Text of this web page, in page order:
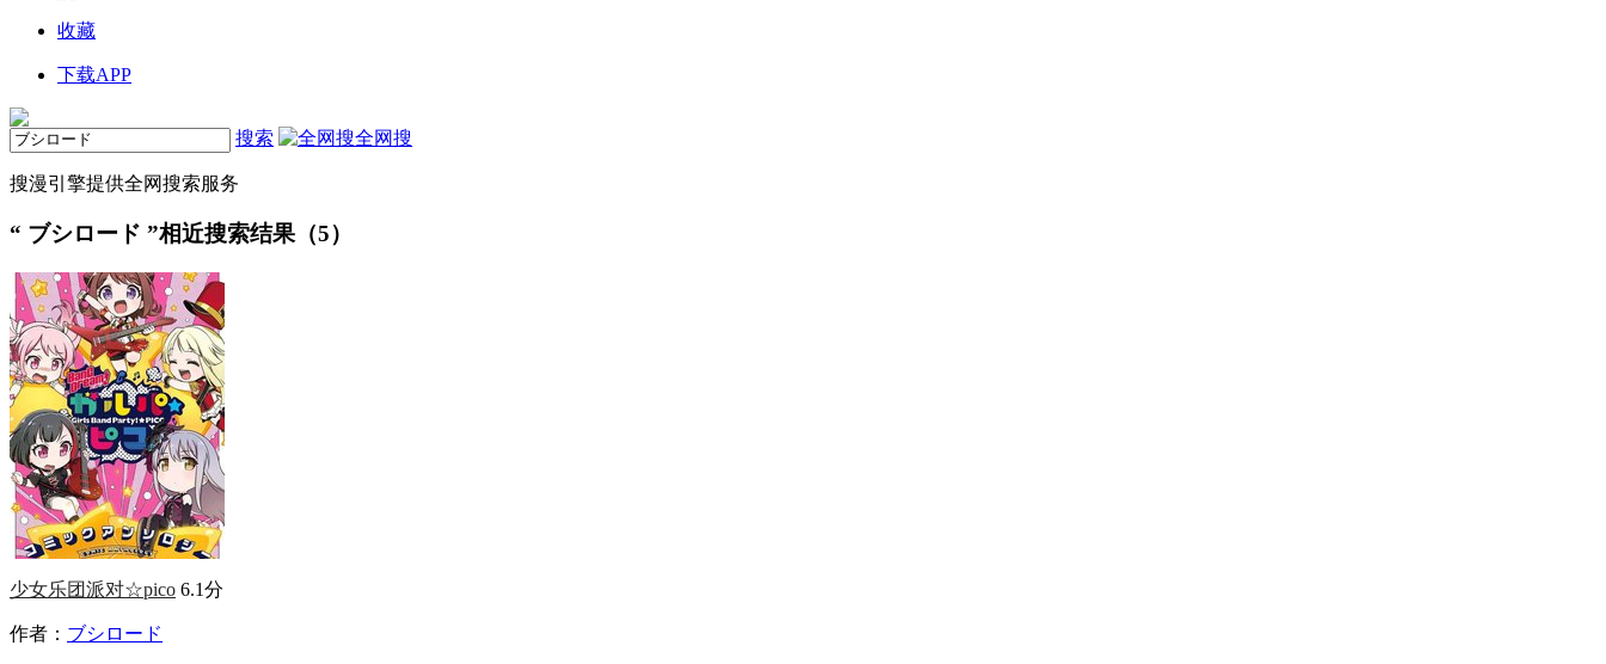
收藏
下载APP
搜索 全网搜
搜漫引擎提供全网搜索服务
“ ブシロード ”相近搜索结果（5）
少女乐团派对☆pico 6.1分
作者： ブシロード